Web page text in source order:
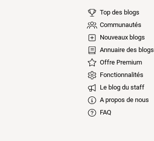
Top des blogs
Communautés
Nouveaux blogs
Annuaire des blogs
Offre Premium
Fonctionnalités
Le blog du staff
A propos de nous
FAQ